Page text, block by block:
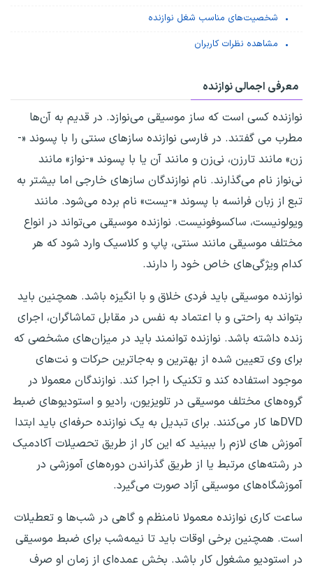
شخصیت‌های مناسب شغل نوازنده
مشاهده نظرات کاربران
معرفی اجمالی نوازنده
نوازنده کسی است که ساز موسیقی می‌نوازد. در قدیم به آن‌ها
مطرب می گفتند. در فارسی نوازنده سازهای سنتی را با پسوند «-
زن» مانند تارزن، نی‌زن و مانند آن یا با پسوند «-نواز» مانند
نی‌نواز نام می‌گذارند. نام نوازندگان سازهای خارجی اما بیشتر به
تبع از زبان فرانسه با پسوند «-یست» نام برده می‌شود. مانند
ویولونیست، ساکسوفونیست. نوازنده موسیقی می‌تواند در انواع
مختلف موسیقی مانند سنتی، پاپ و کلاسیک وارد شود که هر
کدام ویژگی‌های خاص خود را دارند.
نوازنده موسیقی باید فردی خلاق و با انگیزه باشد. همچنین باید
بتواند به راحتی و با اعتماد به نفس در مقابل تماشاگران، اجرای
زنده داشته باشد. نوازنده توانمند باید در میزان‌های مشخصی که
برای وی تعیین شده از بهترین و به‌جاترین حرکات و نت‌های
موجود استفاده کند و تکنیک را اجرا کند. نوازندگان معمولا در
گروه‌های مختلف موسیقی در تلویزیون، رادیو و استودیوهای ضبط
DVDها کار می‌کنند. برای تبدیل به یک نوازنده حرفه‌ای باید ابتدا
آموزش های لازم را ببینید که این کار از طریق تحصیلات آکادمیک
در رشته‌های مرتبط یا از طریق گذراندن دوره‌های آموزشی در
آموزشگاه‌های موسیقی آزاد صورت می‌گیرد.
ساعت کاری نوازنده معمولا نامنظم و گاهی در شب‌ها و تعطیلات
است. همچنین برخی اوقات باید تا نیمه‌شب برای ضبط موسیقی
در استودیو مشغول کار باشد. بخش عمده‌ای از زمان او صرف